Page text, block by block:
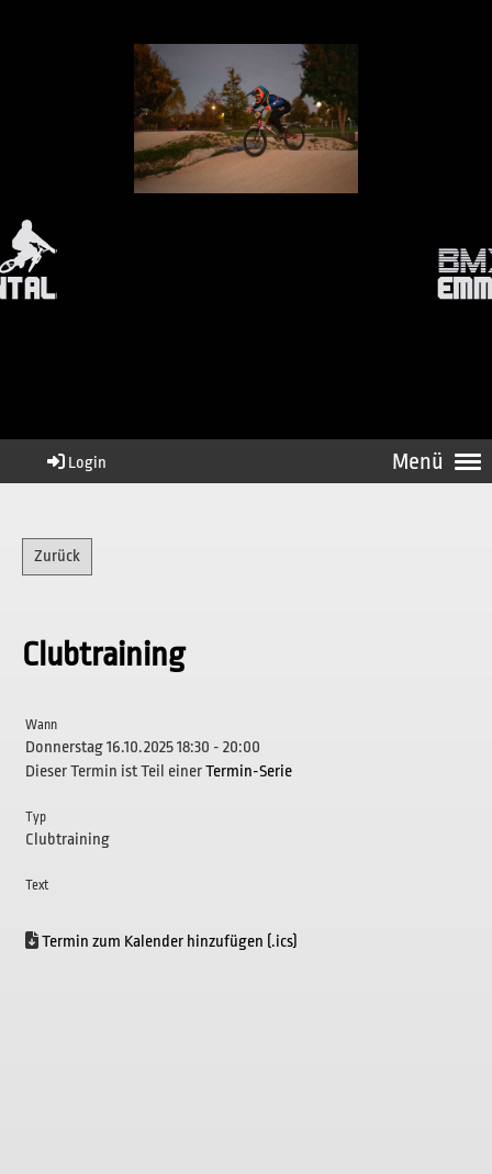
Menü
Login
Zurück
Clubtraining
Wann
Donnerstag 16.10.2025 18:30 - 20:00
Dieser Termin ist Teil einerTermin-Serie
Typ
Clubtraining
Text
Termin zum Kalender hinzufügen (.ics)